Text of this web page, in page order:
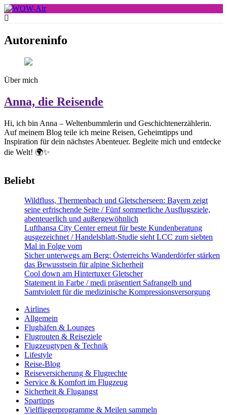
Skip
to
content
WOW-Air
Autoreninfo
Über mich
Anna, die Reisende
Hi, ich bin Anna – Weltenbummlerin und Geschichtenerzählerin.
Auf meinem Blog teile ich meine Reisen, Geheimtipps und
Inspiration für dein nächstes Abenteuer. Begleite mich und entdecke
die Welt! 🌍✨
Beliebt
Wildfluss, Thermenbach und Gletscherseen: Bayern zeigt
seine erfrischende Seite / Fünf sommerliche Ausflugsziele,
abenteuerlich und außergewöhnlich
Lufthansa City Center erneut für beste Kundenberatung
ausgezeichnet / Handelsblatt-Studie sieht LCC zum siebten
Mal in Folge vorn
Sicher unterwegs am Berg: Österreichs Wanderdörfer stärken
das Bewusstsein für alpine Sicherheit
Cool down am Hintertuxer Gletscher
Statement in Farbe / medi präsentiert Safrangelb und
Samtviolett für die medizinische Kompressionsversorgung
Airlines
Allgemein
Flughäfen & Lounges
Flugrouten & Reiseziele
Flugzeugtypen & Technik
Lifestyle
Reise-Blog
Reiseversicherung & Flugrechte
Service & Komfort im Flugzeug
Sicherheit & Flugangst
Spartipps
Vielfliegerprogramme & Meilen sammeln